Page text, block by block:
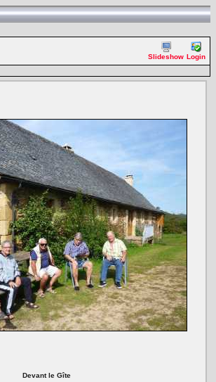
Slideshow Login
Devant le Gîte